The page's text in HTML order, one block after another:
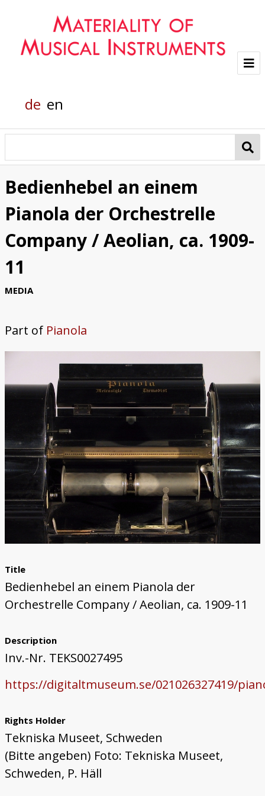
Helmholtz grand piano
Pianola
Organic Material
Trautonium
de en
Bedienhebel an einem
Pianola der Orchestrelle
Company / Aeolian, ca. 1909-
11
MEDIA
Part of Pianola
Title
Bedienhebel an einem Pianola der
Orchestrelle Company / Aeolian, ca. 1909-11
Description
Inv.-Nr. TEKS0027495
https://digitaltmuseum.se/021026327419/
Rights Holder
Tekniska Museet, Schweden
(Bitte angeben) Foto: Tekniska Museet,
Schweden, P. Häll